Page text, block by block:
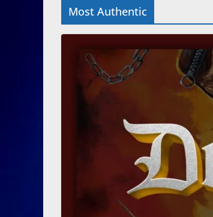
Most Authentic